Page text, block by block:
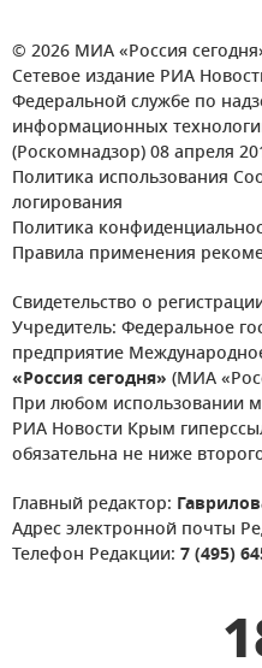
© 2026 МИА «Россия
Сетевое издание РИА
Федеральной службе по
информационных
(Роскомнадзор) 08 апреля
Политика использования
логирования
Политика
Правила применения
Свидетельство о
Учредитель: Федеральное
предприятие
«Россия сегодня» (МИА
При любом использовании
РИА Новости Крым
обязательна не ниже
Главный редактор:
Адрес электронной почты
Телефон Редакции: 7 (495)